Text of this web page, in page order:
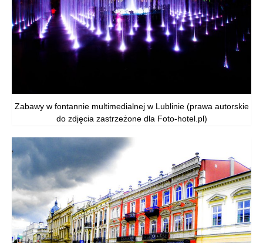
Zabawy w fontannie multimedialnej w Lublinie (prawa autorskie
do zdjęcia zastrzeżone dla Foto-hotel.pl)